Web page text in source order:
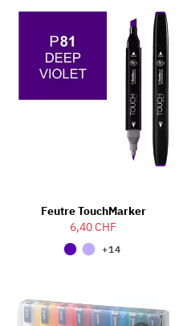
Feutre TouchMarker
6,40 CHF
+14